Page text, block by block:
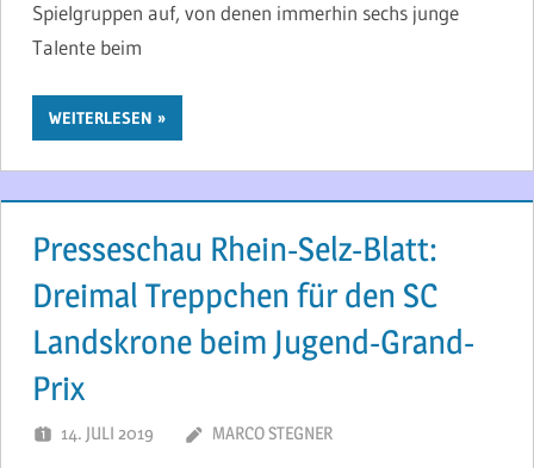
Spielgruppen auf, von denen immerhin sechs junge
Talente beim
WEITERLESEN
Presseschau Rhein-Selz-Blatt:
Dreimal Treppchen für den SC
Landskrone beim Jugend-Grand-
Prix
14. JULI 2019 MARCO STEGNER